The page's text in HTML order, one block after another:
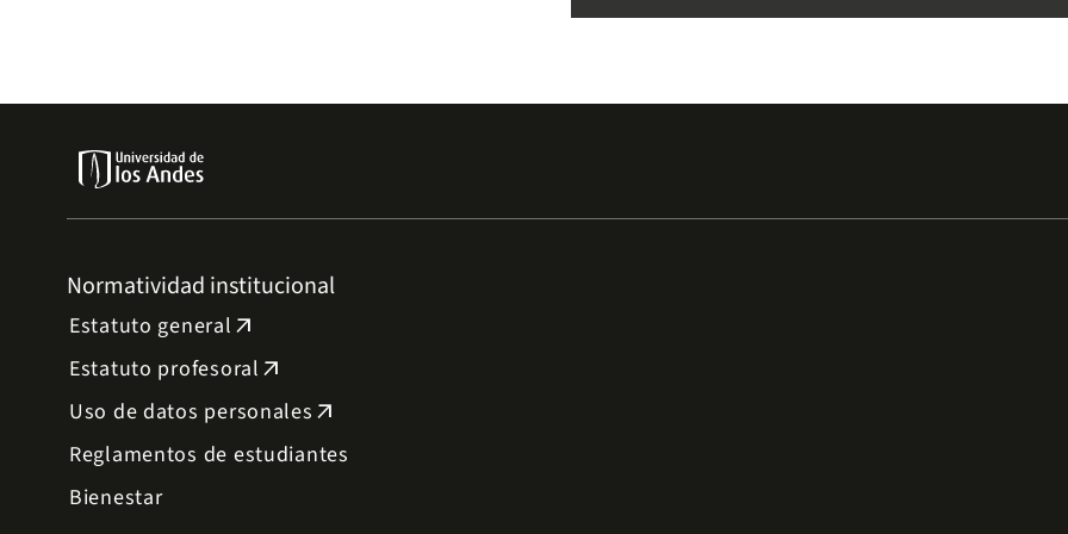
Normatividad institucional
Estatuto general arrow_outward
Estatuto profesoral arrow_outward
Uso de datos personales arrow_outward
Reglamentos de estudiantes
Bienestar